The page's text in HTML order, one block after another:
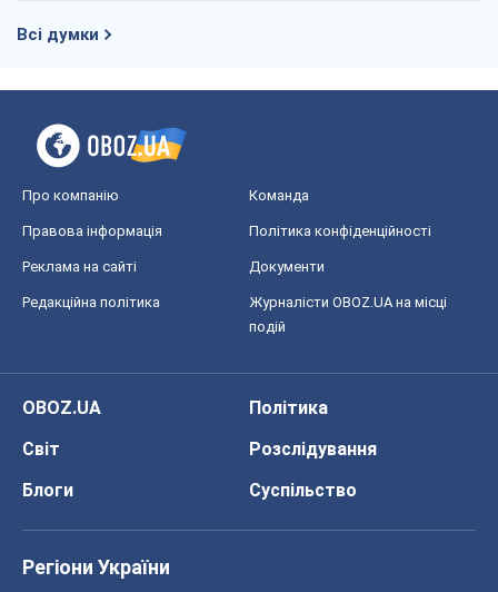
Всі думки
Про компанію Команда
Правова інформація Політика конфіденційності
Реклама на сайті Документи
Редакційна політика
Журналісти OBOZ.UA на місці
подій
OBOZ.UA
Політика
Світ
Розслідування
Блоги
Суспільство
Регіони України